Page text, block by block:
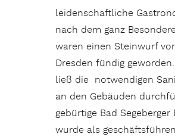
leidenschaftliche
nach dem ganz
waren einen Steinwurf
Dresden fündig
ließ die notwendigen
an den Gebäuden
gebürtige Bad
wurde als